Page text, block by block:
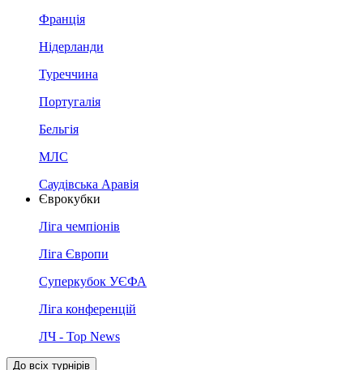
Франція
Нідерланди
Туреччина
Португалія
Бельгія
МЛС
Саудівська Аравія
Єврокубки
Ліга чемпіонів
Ліга Європи
Суперкубок УЄФА
Ліга конференцій
ЛЧ - Top News
До всіх турнірів